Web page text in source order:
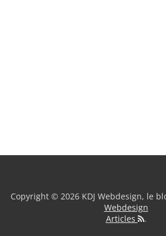
Copyright © 2026 KDJ Webdesign, le
Webdesign
Articles
.